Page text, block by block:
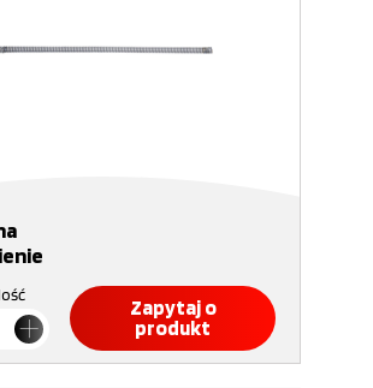
Zapytaj o
produkt